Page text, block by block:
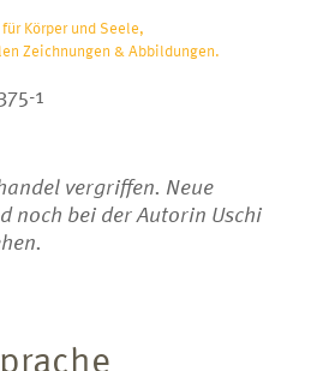
Körper und Seele,
Zeichnungen & Abbildungen.
1
vergriffen. Neue
noch bei der Autorin Uschi